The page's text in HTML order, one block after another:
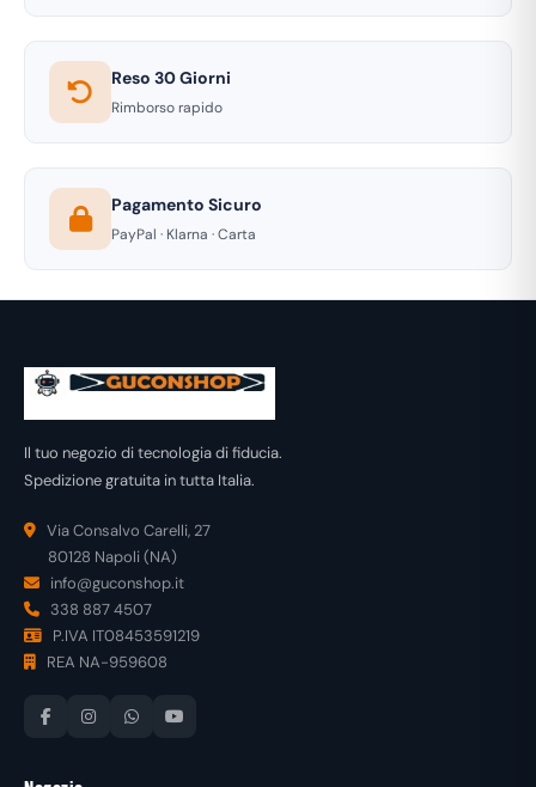
Reso 30 Giorni
Rimborso rapido
Pagamento Sicuro
PayPal · Klarna · Carta
Il tuo negozio di tecnologia di fiducia.
Spedizione gratuita in tutta Italia.
Via Consalvo Carelli, 27
80128 Napoli (NA)
info@guconshop.it
338 887 4507
P.IVA IT08453591219
REA NA-959608